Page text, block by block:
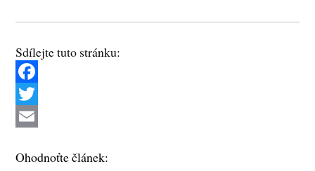
Sdílejte tuto stránku:
F
a
e
T
i
m
Ohodnoťte článek: